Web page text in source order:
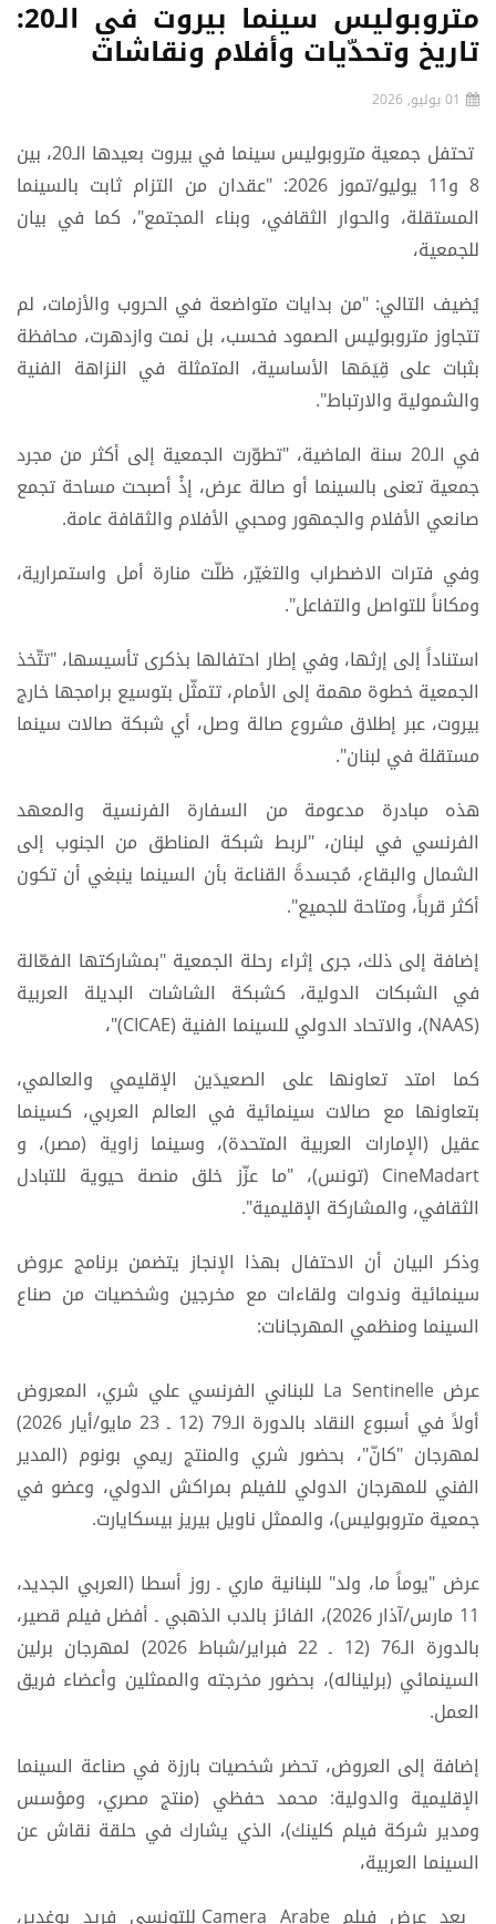
متروبوليس سينما بيروت في الـ20:
تاريخ وتحدّيات وأفلام ونقاشات
01 يوليو, 2026
تحتفل جمعية متروبوليس سينما في بيروت بعيدها الـ20، بين
8 و11 يوليو/تموز 2026: "عقدان من التزام ثابت بالسينما
المستقلة، والحوار الثقافي، وبناء المجتمع"، كما في بيان
للجمعية،
يُضيف التالي: "من بدايات متواضعة في الحروب والأزمات، لم
تتجاوز متروبوليس الصمود فحسب، بل نمت وازدهرت، محافظة
بثبات على قِيَمَها الأساسية، المتمثلة في النزاهة الفنية
والشمولية والارتباط".
في الـ20 سنة الماضية، "تطوّرت الجمعية إلى أكثر من مجرد
جمعية تعنى بالسينما أو صالة عرض، إذْ أصبحت مساحة تجمع
صانعي الأفلام والجمهور ومحبي الأفلام والثقافة عامة.
وفي فترات الاضطراب والتغيّر، ظلّت منارة أمل واستمرارية،
ومكاناً للتواصل والتفاعل".
استناداً إلى إرثها، وفي إطار احتفالها بذكرى تأسيسها، "تتّخذ
الجمعية خطوة مهمة إلى الأمام، تتمثّل بتوسيع برامجها خارج
بيروت، عبر إطلاق مشروع صالة وصل، أي شبكة صالات سينما
مستقلة في لبنان".
هذه مبادرة مدعومة من السفارة الفرنسية والمعهد
الفرنسي في لبنان، "لربط شبكة المناطق من الجنوب إلى
الشمال والبقاع، مُجسدةً القناعة بأن السينما ينبغي أن تكون
أكثر قرباً، ومتاحة للجميع".
إضافة إلى ذلك، جرى إثراء رحلة الجمعية "بمشاركتها الفعّالة
في الشبكات الدولية، كشبكة الشاشات البديلة العربية
(NAAS)، والاتحاد الدولي للسينما الفنية (CICAE)"،
كما امتد تعاونها على الصعيدَين الإقليمي والعالمي،
بتعاونها مع صالات سينمائية في العالم العربي، كسينما
عقيل (الإمارات العربية المتحدة)، وسينما زاوية (مصر)، و
CineMadart (تونس)، "ما عزّز خلق منصة حيوية للتبادل
الثقافي، والمشاركة الإقليمية".
وذكر البيان أن الاحتفال بهذا الإنجاز يتضمن برنامج عروض
سينمائية وندوات ولقاءات مع مخرجين وشخصيات من صناع
السينما ومنظمي المهرجانات:
عرض La Sentinelle للبناني الفرنسي علي شري، المعروض
أولاً في أسبوع النقاد بالدورة الـ79 (12 ـ 23 مايو/أيار 2026)
لمهرجان "كانّ"، بحضور شري والمنتج ريمي بونوم (المدير
الفني للمهرجان الدولي للفيلم بمراكش الدولي، وعضو في
جمعية متروبوليس)، والممثل ناويل بيريز بيسكايارت.
عرض "يوماً ما، ولد" للبنانية ماري ـ روز أسطا (العربي الجديد،
11 مارس/آذار 2026)، الفائز بالدب الذهبي ـ أفضل فيلم قصير،
بالدورة الـ76 (12 ـ 22 فبراير/شباط 2026) لمهرجان برلين
السينمائي (برليناله)، بحضور مخرجته والممثلين وأعضاء فريق
العمل.
إضافة إلى العروض، تحضر شخصيات بارزة في صناعة السينما
الإقليمية والدولية: محمد حفظي (منتج مصري، ومؤسس
ومدير شركة فيلم كلينك)، الذي يشارك في حلقة نقاش عن
السينما العربية،